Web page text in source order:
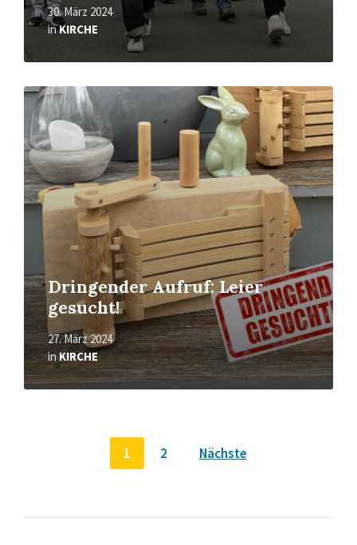
30. März 2024
inKIRCHE
Dringender Aufruf: Leier
gesucht!
27. März 2024
inKIRCHE
Read
More
Seitennummerierung
Beiträge
1 2 Nächste